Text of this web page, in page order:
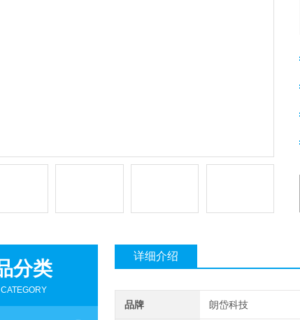
分类
详细介绍
品牌 朗岱科技